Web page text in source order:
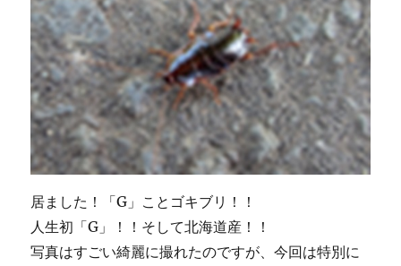
居ました！「G」ことゴキブリ！！
人生初「G」！！そして北海道産！！
写真はすごい綺麗に撮れたのですが、今回は特別に